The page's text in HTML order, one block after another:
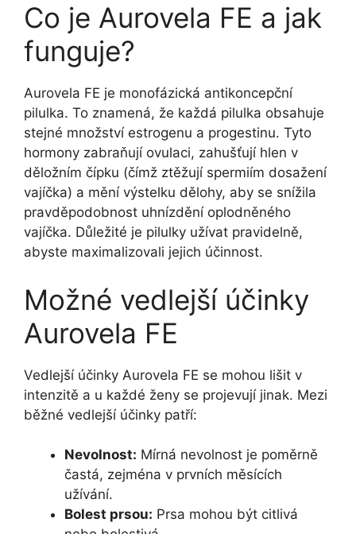
Co je Aurovela FE a jak
funguje?
Aurovela FE je monofázická antikoncepční
pilulka. To znamená, že každá pilulka obsahuje
stejné množství estrogenu a progestinu. Tyto
hormony zabraňují ovulaci, zahušťují hlen v
děložním čípku (čímž ztěžují spermiím dosažení
vajíčka) a mění výstelku dělohy, aby se snížila
pravděpodobnost uhnízdění oplodněného
vajíčka. Důležité je pilulky užívat pravidelně,
abyste maximalizovali jejich účinnost.
Možné vedlejší účinky
Aurovela FE
Vedlejší účinky Aurovela FE se mohou lišit v
intenzitě a u každé ženy se projevují jinak. Mezi
běžné vedlejší účinky patří:
Nevolnost: Mírná nevolnost je poměrně
častá, zejména v prvních měsících
užívání.
Bolest prsou: Prsa mohou být citlivá